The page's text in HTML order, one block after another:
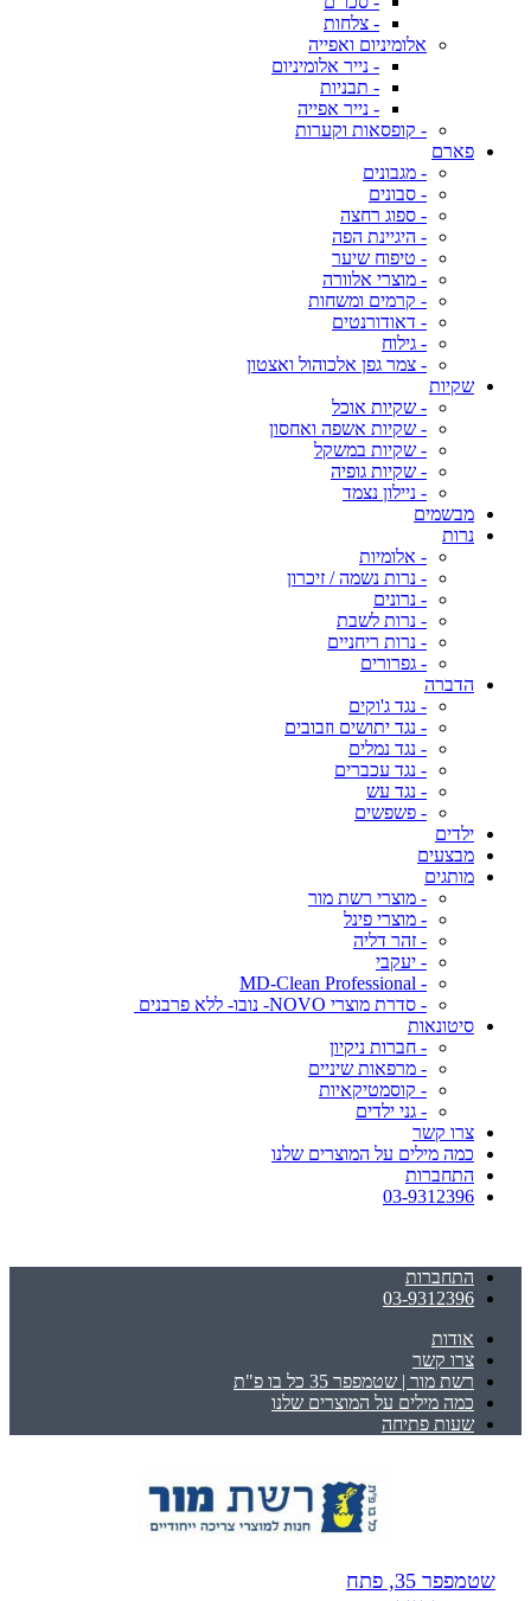
- צלחות
אלומיניום ואפייה
- נייר אלומיניום
- תבניות
- נייר אפייה
- קופסאות וקערות
פארם
- מגבונים
- סבונים
- ספוג רחצה
- היגיינת הפה
- טיפוח שיער
- מוצרי אלוורה
- קרמים ומשחות
- דאודורנטים
- גילוח
- צמר גפן אלכוהול ואצטון
שקיות
- שקיות אוכל
- שקיות אשפה ואחסון
- שקיות במשקל
- שקיות גופיה
- ניילון נצמד
מבשמים
נרות
- אלומיות
- נרות נשמה / זיכרון
- נרונים
- נרות לשבת
- נרות ריחניים
- גפרורים
הדברה
- נגד ג'וקים
- נגד יתושים וזבובים
- נגד נמלים
- נגד עכברים
- נגד עש
- פשפשים
ילדים
מבצעים
מותגים
- מוצרי רשת מור
- מוצרי פינל
- זהר דליה
- יעקבי
- MD-Clean Professional
- סדרת מוצרי NOVO- נובו- ללא פרבנים
סיטונאות
- חברות ניקיון
- מרפאות שיניים
- קוסמטיקאיות
- גני ילדים
צרו קשר
כמה מילים על המוצרים שלנו
התחברות
03-9312396
התחברות
03-9312396
אודות
צרו קשר
רשת מור | שטמפפר 35 כל בו פ"ת
כמה מילים על המוצרים שלנו
שעות פתיחה
שטמפפר 35, פתח